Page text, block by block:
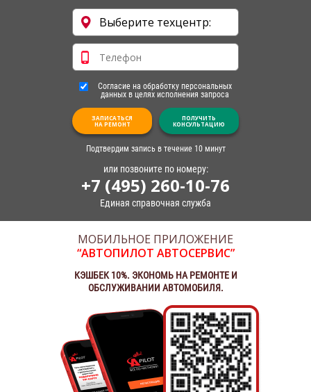
Согласие на обработку персональных
данных в целях исполнения запроса
ЗАПИСАТЬСЯ
НА РЕМОНТ
ПОЛУЧИТЬ
КОНСУЛЬТАЦИЮ
Подтвердим запись в течение 10 минут
или позвоните по номеру:
+7 (495) 260-10-76
Единая справочная служба
МОБИЛЬНОЕ ПРИЛОЖЕНИЕ
“АВТОПИЛОТ АВТОСЕРВИС”
КЭШБЕК 10%. ЭКОНОМЬ НА РЕМОНТЕ И
ОБСЛУЖИВАНИИ АВТОМОБИЛЯ.